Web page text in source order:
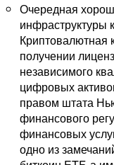
Очередная
инфраструктуры
Криптовалютная
получении
независимого
цифровых
правом штата
финансового
финансовых
одно из